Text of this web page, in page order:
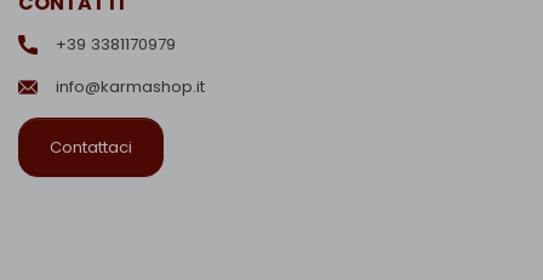
+39 3381170979
info@karmashop.it
Contattaci